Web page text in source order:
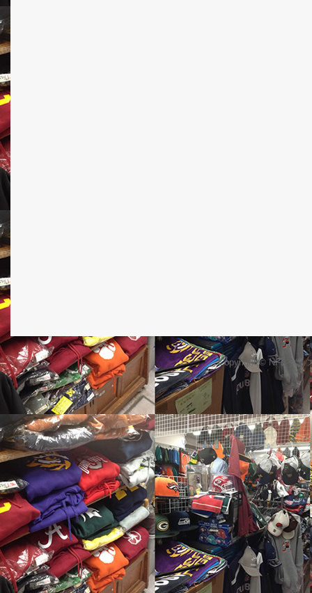
Copyright © NFL グッ